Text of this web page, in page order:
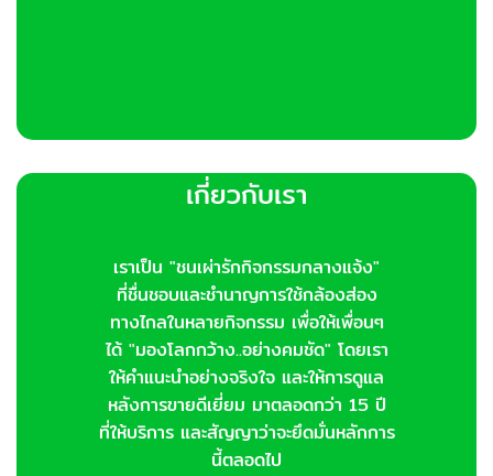
เกี่ยวกับเรา
เราเป็น "ชนเผ่ารักกิจกรรมกลางแจ้ง"
ที่ชื่นชอบและชำนาญการใช้กล้องส่อง
ทางไกลในหลายกิจกรรม เพื่อให้เพื่อนๆ
ได้ "มองโลกกว้าง..อย่างคมชัด" โดยเรา
ให้คำแนะนำอย่างจริงใจ และให้การดูแล
หลังการขายดีเยี่ยม มาตลอดกว่า 15 ปี
ที่ให้บริการ และสัญญาว่าจะยึดมั่นหลักการ
นี้ตลอดไป